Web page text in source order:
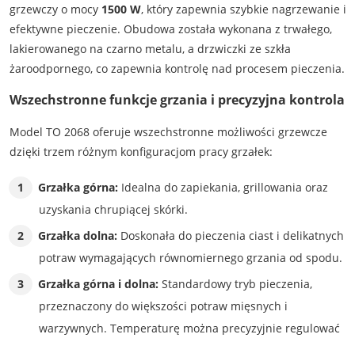
grzewczy o mocy 1500 W, który zapewnia szybkie nagrzewanie i
efektywne pieczenie. Obudowa została wykonana z trwałego,
lakierowanego na czarno metalu, a drzwiczki ze szkła
żaroodpornego, co zapewnia kontrolę nad procesem pieczenia.
Wszechstronne funkcje grzania i precyzyjna kontrola
Model TO 2068 oferuje wszechstronne możliwości grzewcze
dzięki trzem różnym konfiguracjom pracy grzałek:
Grzałka górna: Idealna do zapiekania, grillowania oraz
uzyskania chrupiącej skórki.
Grzałka dolna: Doskonała do pieczenia ciast i delikatnych
potraw wymagających równomiernego grzania od spodu.
Grzałka górna i dolna: Standardowy tryb pieczenia,
przeznaczony do większości potraw mięsnych i
warzywnych. Temperaturę można precyzyjnie regulować